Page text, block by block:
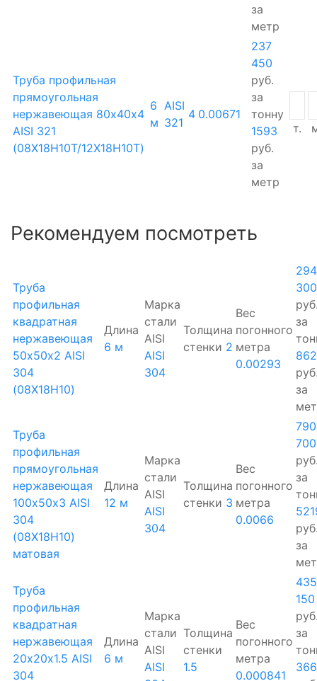
за
метр
Труба профильная
прямоугольная
нержавеющая 80х40х4
AISI 321
(08Х18Н10Т/12Х18Н10Т)
6
м
AISI
321
4 0.00671
237
450
руб.
за
тонну
1593
руб.
за
метр
т.
Рекомендуем посмотреть
Труба
профильная
квадратная
нержавеющая
50х50х2 AISI
304
(08Х18Н10)
Длина
6 м
Марка
стали
AISI
AISI
304
Толщина
стенки 2
Вес
погонного
метра
0.00293
294
300
за
862
за
Труба
профильная
прямоугольная
нержавеющая
100х50х3 AISI
304
(08Х18Н10)
матовая
Длина
12 м
Марка
стали
AISI
AISI
304
Толщина
стенки 3
Вес
погонного
метра
0.0066
790
700
за
за
Труба
профильная
квадратная
нержавеющая
20х20х1.5 AISI
304
Длина
6 м
Марка
стали
AISI
AISI
Толщина
стенки
1.5
Вес
погонного
метра
0.000841
435
150
за
366